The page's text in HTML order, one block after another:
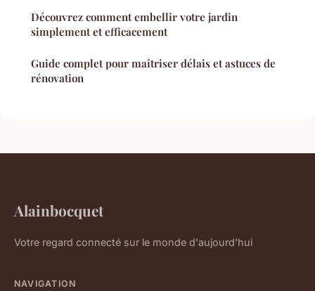
Découvrez comment embellir votre jardin
simplement et efficacement
Guide complet pour maîtriser délais et astuces de
rénovation
Alainbocquet
Votre regard connecté sur le monde d'aujourd'hui
NAVIGATION